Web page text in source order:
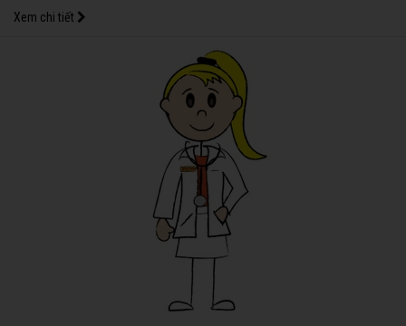
Xem chi tiết